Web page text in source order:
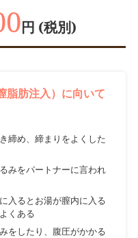
円 (税別)
脂肪注入）に向いて
締め、締まりをよくした
みをパートナーに言われ
入るとお湯が膣内に入る
くある
をしたり、腹圧がかかる